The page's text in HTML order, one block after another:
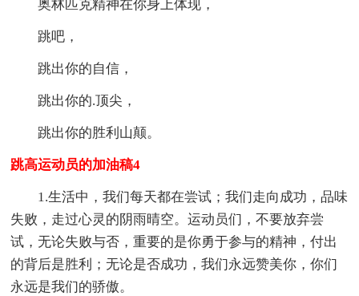
奥林匹克精神在你身上体现，
跳吧，
跳出你的自信，
跳出你的.顶尖，
跳出你的胜利山颠。
跳高运动员的加油稿4
1.生活中，我们每天都在尝试；我们走向成功，品味
失败，走过心灵的阴雨晴空。运动员们，不要放弃尝
试，无论失败与否，重要的是你勇于参与的精神，付出
的背后是胜利；无论是否成功，我们永远赞美你，你们
永远是我们的骄傲。